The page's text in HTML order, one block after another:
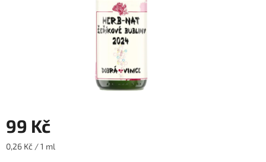
99 Kč
Měrná
0,26 Kč / 1 ml